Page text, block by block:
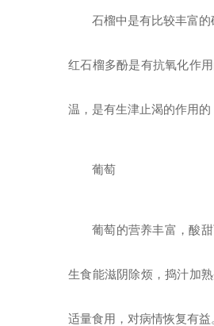
石榴中是有比较丰富
红石榴多酚是有抗氧化作
温，是有生津止渴的作用
葡萄
葡萄的营养丰富，酸
生食能滋阴除烦，捣汁加
适量食用，对病情恢复有益